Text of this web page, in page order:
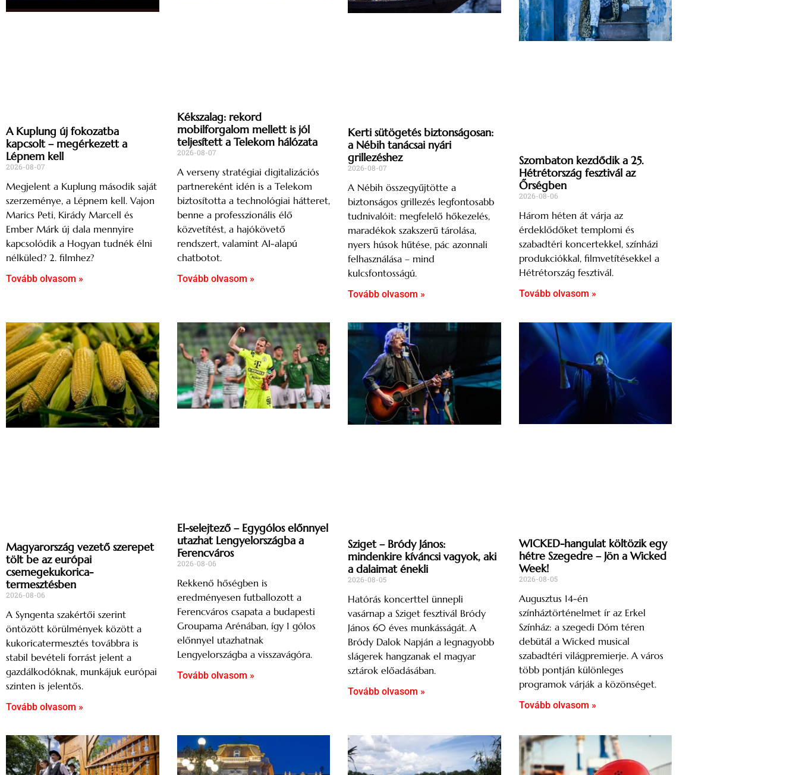
A Kuplung új fokozatba
kapcsolt – megérkezett a
Lépnem kell
2026-08-07
Megjelent a Kuplung második saját
szerzeménye, a Lépnem kell. Vajon
Marics Peti, Kirády Marcell és
Ember Márk új dala mennyire
kapcsolódik a Hogyan tudnék élni
nélküled? 2. filmhez?
Tovább olvasom »
Kékszalag: rekord
mobilforgalom mellett is jól
teljesített a Telekom hálózata
2026-08-07
A verseny stratégiai digitalizációs
partnereként idén is a Telekom
biztosította a technológiai hátteret,
benne a professzionális élő
közvetítést, a hajókövető
rendszert, valamint AI-alapú
chatbotot.
Tovább olvasom »
Kerti sütögetés biztonságosan:
a Nébih tanácsai nyári
grillezéshez
2026-08-07
A Nébih összegyűjtötte a
biztonságos grillezés legfontosabb
tudnivalóit: megfelelő hőkezelés,
maradékok szakszerű tárolása,
nyers húsok hűtése, pác azonnali
felhasználása – mind
kulcsfontosságú.
Tovább olvasom »
Szombaton kezdődik a 25.
Hétrétország fesztivál az
Őrségben
2026-08-06
Három héten át várja az
érdeklődőket templomi és
szabadtéri koncertekkel, színházi
produkciókkal, filmvetítésekkel a
Hétrétország fesztivál.
Tovább olvasom »
Magyarország vezető szerepet
tölt be az európai
csemegekukorica-
termesztésben
2026-08-06
A Syngenta szakértői szerint
öntözött körülmények között a
kukoricatermesztés továbbra is
stabil bevételi forrást jelent a
gazdálkodóknak, munkájuk európai
szinten is jelentős.
Tovább olvasom »
El-selejtező – Egygólos előnnyel
utazhat Lengyelországba a
Ferencváros
2026-08-06
Rekkenő hőségben is
eredményesen futballozott a
Ferencváros csapata a budapesti
Groupama Arénában, így 1 gólos
előnnyel utazhatnak
Lengyelországba a visszavágóra.
Tovább olvasom »
Sziget – Bródy János:
mindenkire kíváncsi vagyok, aki
a dalaimat énekli
2026-08-05
Hatórás koncerttel ünnepli
vasárnap a Sziget fesztivál Bródy
János 60 éves munkásságát. A
Bródy Dalok Napján a legnagyobb
slágerek hangzanak el magyar
sztárok előadásában.
Tovább olvasom »
WICKED-hangulat költözik egy
hétre Szegedre – Jön a Wicked
Week!
2026-08-05
Augusztus 14-én
színháztörténelmet ír az Erkel
Színház: a szegedi Dóm téren
debütál a Wicked musical
szabadtéri világpremierje. A város
több pontján különleges
programok várják a közönséget.
Tovább olvasom »